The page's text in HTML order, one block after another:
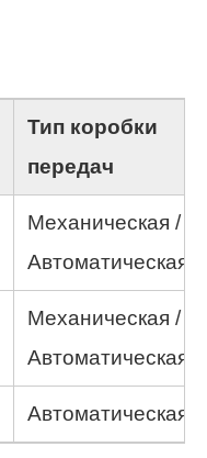
Тип коробки
передач
Механическая /
Автоматическая
Механическая /
Автоматическая
Автоматическая